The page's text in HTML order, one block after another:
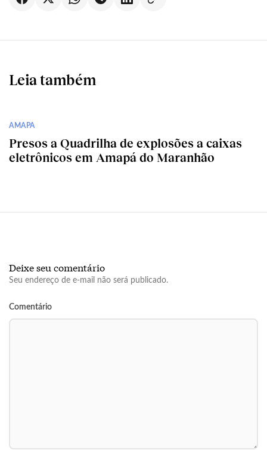
Leia também
AMAPA
Presos a Quadrilha de explosões a caixas
eletrônicos em Amapá do Maranhão
Deixe seu comentário
Seu endereço de e-mail não será publicado.
Comentário